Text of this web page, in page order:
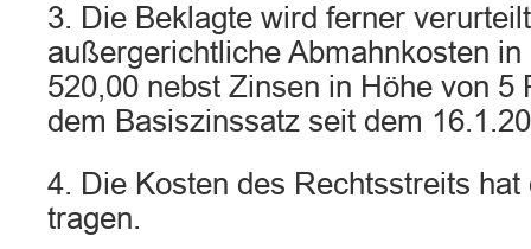
3. Die Beklagte wird ferner
außergerichtliche Abmahnkosten
520,00 nebst Zinsen in Höhe von 5
dem Basiszinssatz seit dem
4. Die Kosten des Rechtsstreits hat
tragen.